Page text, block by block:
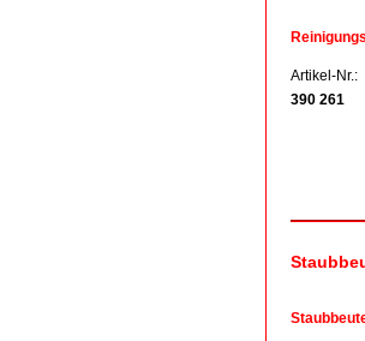
Artikel-Nr.:
390 261